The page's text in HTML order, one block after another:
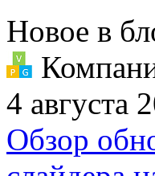
Новое в
4 августа
Обзор